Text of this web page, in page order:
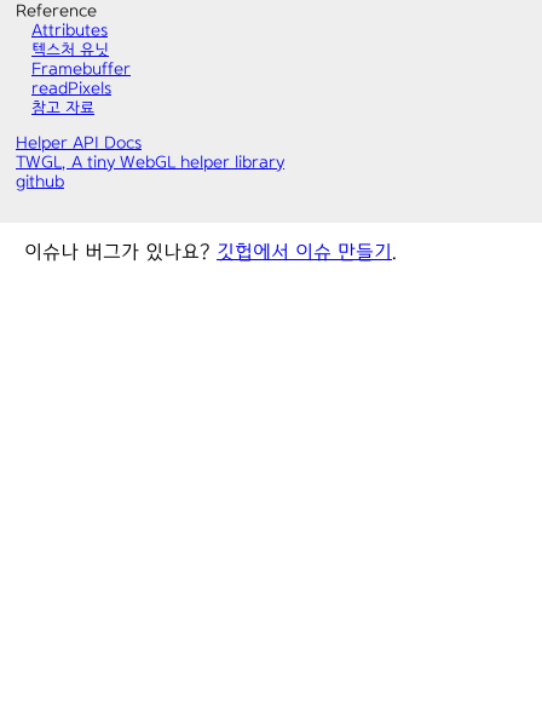
Reference
Attributes
텍스처 유닛
Framebuffer
readPixels
참고 자료
Helper API Docs
TWGL, A tiny WebGL helper library
github
이슈나 버그가 있나요? 깃헙에서 이슈 만들기 .